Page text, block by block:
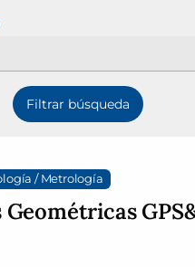
/ Metrología